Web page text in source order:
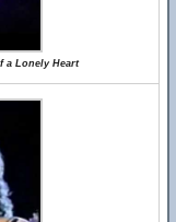
a Lonely Heart